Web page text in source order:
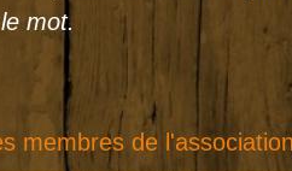
mot.
membres de